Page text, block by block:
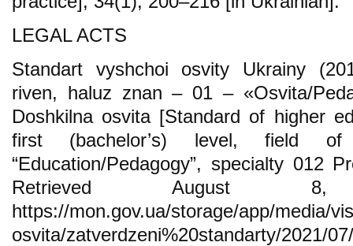
LEGAL ACTS
Standart vyshchoi osvity Ukrainy
riven, haluz znan – 01 – «Osvita/
Doshkilna osvita [Standard of higher
first (bachelor’s) level, field
“Education/Pedagogy”, specialty 012
Retrieved August
https://mon.gov.ua/storage/app/media/
osvita/zatverdzeni%20standarty/2021/